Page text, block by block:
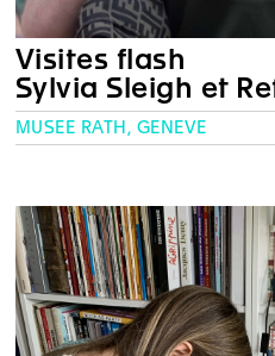
Visites flash
Sylvia Sleigh et
MUSÉE RATH, GENÈVE